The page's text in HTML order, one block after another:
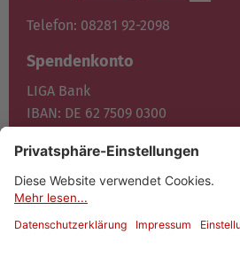
Telefon: 08281 92-2098
Spendenkonto
LIGA Bank
IBAN: DE 62 7509 0300
BIC: GENO DE F1M05
Jetzt spenden